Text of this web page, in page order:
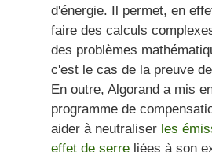
d'énergie. Il permet, en
faire des calculs
des problèmes
c'est le cas de la preuve
En outre, Algorand a mis
programme de
aider à neutraliser les
effet de serre liées à son